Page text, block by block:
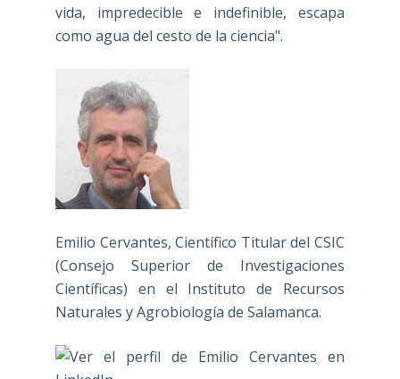
vida, impredecible e indefinible, escapa
como agua del cesto de la ciencia".
Emilio Cervantes, Científico Titular del CSIC
(Consejo Superior de Investigaciones
Científicas) en el Instituto de Recursos
Naturales y Agrobiología de Salamanca.